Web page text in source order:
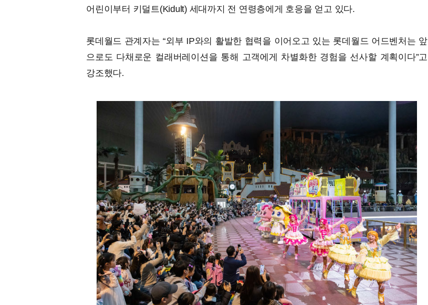
어린이부터 키덜트(Kidult) 세대까지 전 연령층에게 호응을 얻고 있다.
롯데월드 관계자는 “외부 IP와의 활발한 협력을 이어오고 있는 롯데월드 어드벤처는 앞
으로도 다채로운 컬래버레이션을 통해 고객에게 차별화한 경험을 선사할 계획이다”고
강조했다.